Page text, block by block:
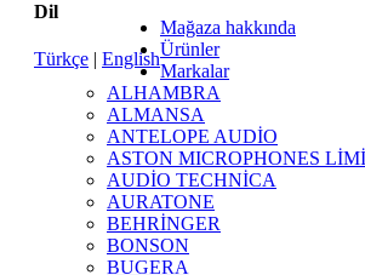
Dil
Türkçe | English
Mağaza hakkında
Ürünler
Markalar
ALHAMBRA
ALMANSA
ANTELOPE AUDİO
ASTON MICROPHONES
AUDİO TECHNİCA
AURATONE
BEHRİNGER
BONSON
BUGERA